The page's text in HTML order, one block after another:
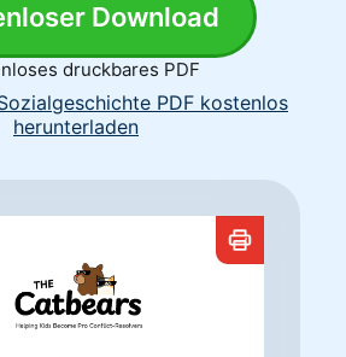
Download
druckbares PDF
PDF kostenlos
herunterladen